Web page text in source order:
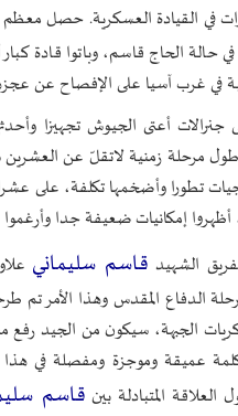
في القيادة العسكرية. حصل
حالة الحاج قاسم، وباتوا قادة
في غرب آسيا على الإفصاح عن
جنرالات أعتى الجيوش تجهيزا
طول مرحلة زمنية لاتقلّ عن
تطورا وأضخمها تكلفة، على
إمكانيات ضعيفة جدا وأرغموا
الشهيد قاسم سليماني
لمرحلة الدفاع المقدس وهذا
الجبهة، سيكون من الجيد
كلمة عميقة وموجزة ومفصلة في
المتبادلة بين قاسم